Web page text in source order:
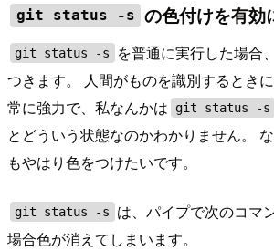
git status -s の色付けを有効
git status -s
を普通に実行した場合
つきます。 人間がものを識別するとき
常に強力で、私なんかは
git status -s
とどういう状態なのかわかりません。
もやはり色をつけたいです。
git status -s
は、パイプで次のコマ
場合色が消えてしまいます。